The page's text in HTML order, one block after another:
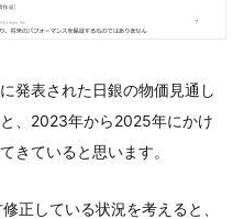
発表された日銀の物価見通し
、2023年から2025年にかけ
きていると思います。
正している状況を考えると、